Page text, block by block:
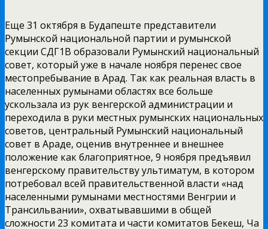
Еще 31 октября в Будапеште представители
Румынской национальной партии и румынской
секции СДГ1В образовали Румынский национальный
совет, который уже в начале ноября перенес свое
местопребывание в Арад. Так как реальная власть в
населенных румынами областях все больше
ускользала из рук венгерской администрации и
переходила в руки местных румынских национальных
советов, центральный Румынский национальный
совет в Араде, оценив внутреннее и внешнее
положение как благоприятное, 9 ноября предъявил
венгерскому правительству ультиматум, в котором
потребовал всей правительственной власти «над
населенными румынами местностями Венгрии и
Трансильвании», охватывавшими в общей
сложности 23 комитата и части комитатов Бекеш, Ча